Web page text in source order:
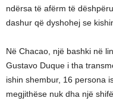
ndërsa të afërm të
dashur që dyshohej se
Në Chacao, një bashki në
Gustavo Duque i tha
ishin shembur, 16 persona
megjithëse nuk dha një